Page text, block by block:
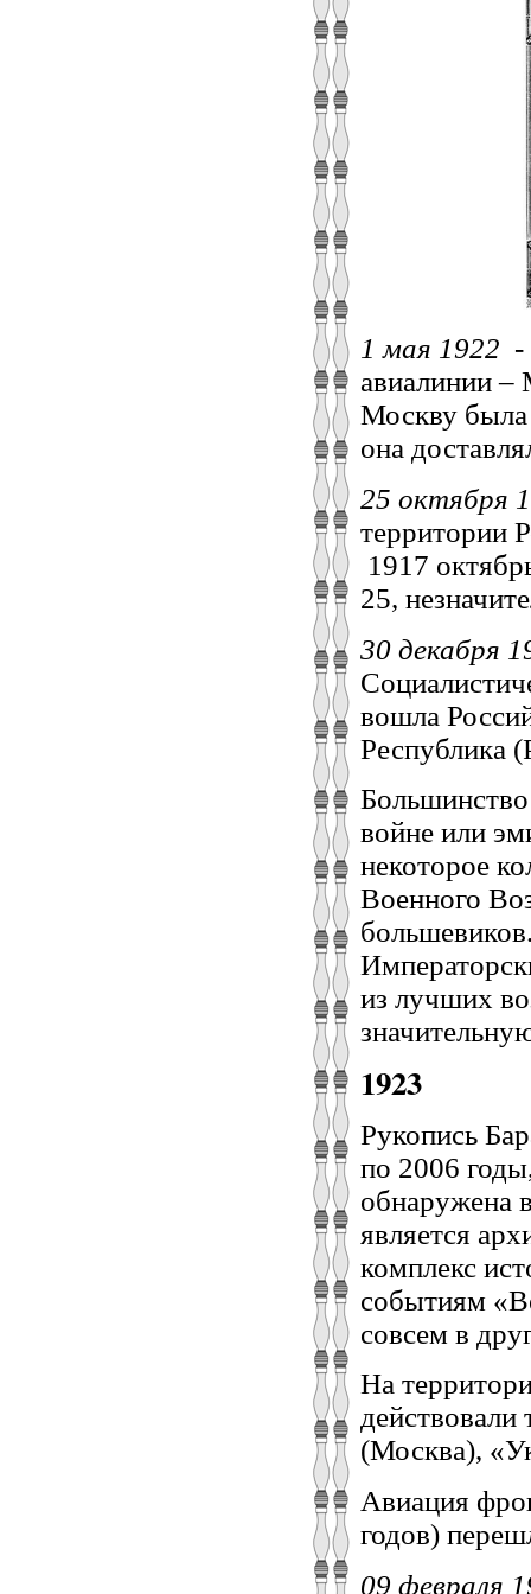
1 мая 1922 -
авиалинии –
Москву была
она
25 октября
территории
1917
25,
30 декабря
вошла
Республика
войне или
некоторое
Военного
из лучших
1923
Рукопись
по 2006
обнаружена
является
комплекс
событиям
совсем в
На
(Москва),
Авиация
годов)
09 февраля